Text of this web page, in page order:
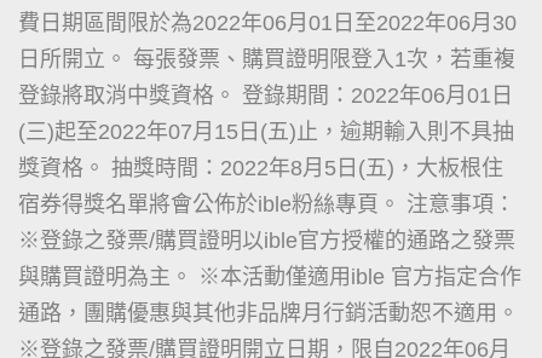
費日期區間限於為2022年06月01日至2022年06月30
日所開立。 每張發票、購買證明限登入1次，若重複
登錄將取消中獎資格。 登錄期間：2022年06月01日
(三)起至2022年07月15日(五)止，逾期輸入則不具抽
獎資格。 抽獎時間：2022年8月5日(五)，大板根住
宿券得獎名單將會公佈於ible粉絲專頁。 注意事項：
※登錄之發票/購買證明以ible官方授權的通路之發票
與購買證明為主。 ※本活動僅適用ible 官方指定合作
通路，團購優惠與其他非品牌月行銷活動恕不適用。
※登錄之發票/購買證明開立日期，限自2022年06月